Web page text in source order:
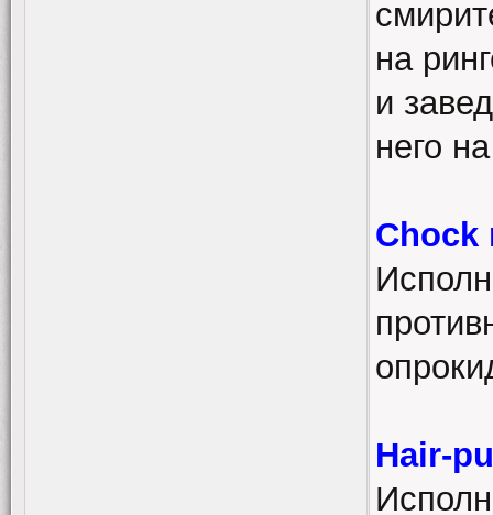
на
и
него
Chock
Hair-